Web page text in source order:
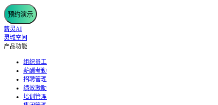
预约演示
薪灵AI
灵域空间
产品功能
组织员工
薪酬考勤
招聘管理
绩效激励
培训管理